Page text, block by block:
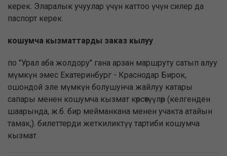
керек. Эларалык учуулар үчүн каттоо үчүн силер да
паспорт керек.
кошумча кызматтарды заказ кылуу
по "Урал аба жолдору" гана арзан маршруту сатып алуу
мүмкүн эмес Екатеринбург - Краснодар Бирок,
ошондой эле мүмкүн болушунча жайлуу катары
сапары менен кошумча кызмат көрсөтүүлөр (келгенден
шаарында, ж.б. бир мейманкана менен учакта атайын
тамак,). билеттерди жеткиликтүү тартиби кошумча
кызмат.